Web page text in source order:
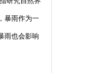
， 暴雨作为一
雨也会影响